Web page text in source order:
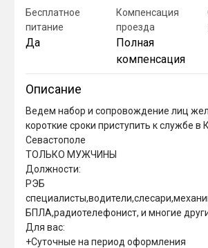
Бесплатное
питание
Да
Компенсация
проезда
Полная
компенсация
Описание
Ведем набор и сопровождение лиц
короткие сроки приступить к службе в
Севастополе
ТОЛЬКО МУЖЧИНЫ
Должности:
РЭБ
БПЛА,радиотелефонист, и многие
Для вас:
+Суточные на период оформления